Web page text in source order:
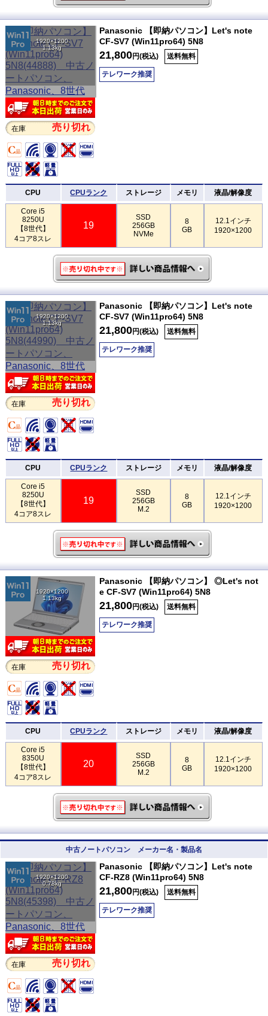
1920×1200
1.13kg
在庫 売り切れ
Panasonic 【即納パソコン】Let's note
CF-SV7 (Win11pro64) 5N8
21,800円(税込) 送料無料
テレワーク推奨
CPU CPUランク ストレージ メモリ 液晶/解像度
Core i5
8250U
【8世代】
4コア8スレ
19
SSD
256GB
NVMe
8
GB
12.1インチ
1920×1200
1920×1200
1.13kg
在庫 売り切れ
Panasonic 【即納パソコン】Let's note
CF-SV7 (Win11pro64) 5N8
21,800円(税込) 送料無料
テレワーク推奨
CPU CPUランク ストレージ メモリ 液晶/解像度
Core i5
8250U
【8世代】
4コア8スレ
19
SSD
256GB
M.2
8
GB
12.1インチ
1920×1200
1920×1200
1.13kg
在庫 売り切れ
Panasonic 【即納パソコン】 ◎Let's not
e CF-SV7 (Win11pro64) 5N8
21,800円(税込) 送料無料
テレワーク推奨
CPU CPUランク ストレージ メモリ 液晶/解像度
Core i5
8350U
【8世代】
4コア8スレ
20
SSD
256GB
M.2
8
GB
12.1インチ
1920×1200
中古ノートパソコン メーカー名・製品名
1920×1200
0.78kg
在庫 売り切れ
Panasonic 【即納パソコン】Let's note
CF-RZ8 (Win11pro64) 5N8
21,800円(税込) 送料無料
テレワーク推奨